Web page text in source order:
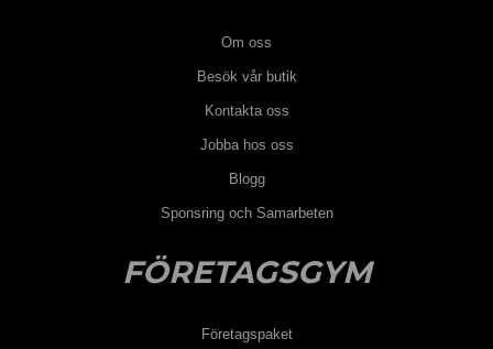
Om oss
Besök vår butik
Kontakta oss
Jobba hos oss
Blogg
Sponsring och Samarbeten
FÖRETAGSGYM
Företagspaket